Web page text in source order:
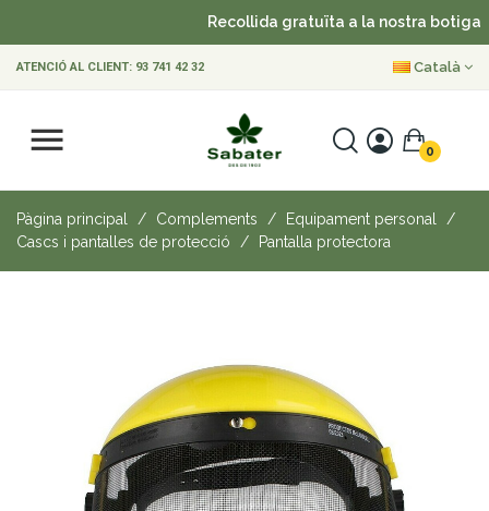
Recollida gratuïta a la nostra botiga
ATENCIÓ AL CLIENT: 93 741 42 32 Català
0
Pàgina principal Complements
Equipament personal
Cascs i pantalles de protecció
Pantalla protectora